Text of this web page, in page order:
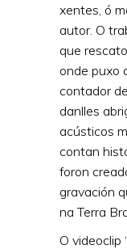
xentes, ó
autor. O
que
onde puxo
contador
danlles
acústicos
contan
foron
gravación
na Terra
O videoclip